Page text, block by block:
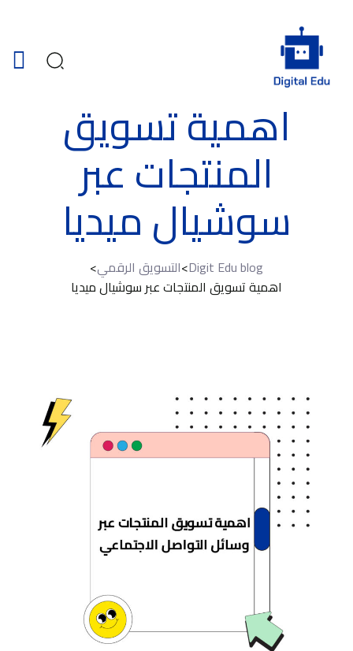
اهمية تسويق
المنتجات عبر
سوشيال ميديا
Digit Edu blog
>التسويق الرقمي>
اهمية تسويق المنتجات عبر سوشيال ميديا